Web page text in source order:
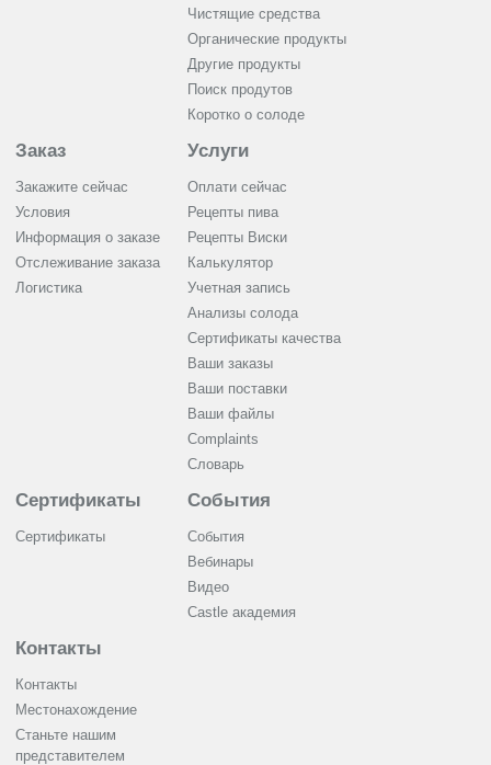
Чистящие средства
Органические продукты
Другие продукты
Поиск продутов
Коротко о солоде
Заказ
Закажите сейчас
Условия
Информация о заказе
Отслеживание заказа
Логистика
Услуги
Оплати сейчас
Рецепты пива
Рецепты Виски
Калькулятор
Учетная запись
Анализы солода
Сертификаты качества
Ваши заказы
Ваши поставки
Ваши файлы
Complaints
Словарь
Сертификаты
Сертификаты
События
События
Вебинары
Видео
Castle академия
Контакты
Контакты
Местонахождение
Станьте нашим
представителем